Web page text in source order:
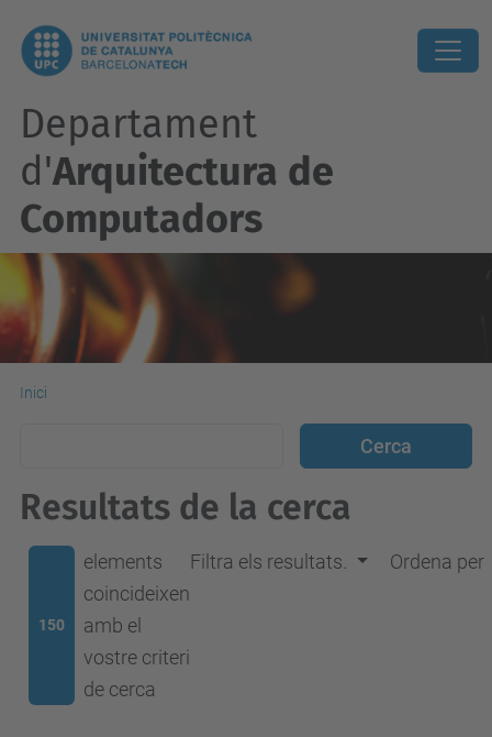
Departament
d'Arquitectura de
Computadors
Inici
Resultats de la cerca
150
elements
coincideixen
amb el
vostre criteri
de cerca
Filtra els resultats. Ordena per